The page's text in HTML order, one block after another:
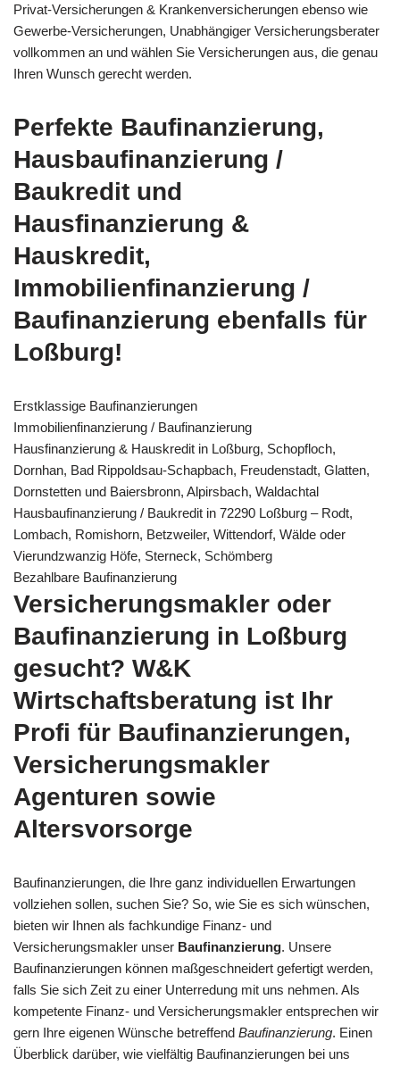
Privat-Versicherungen & Krankenversicherungen ebenso wie
Gewerbe-Versicherungen, Unabhängiger Versicherungsberater
vollkommen an und wählen Sie Versicherungen aus, die genau
Ihren Wunsch gerecht werden.
Perfekte Baufinanzierung,
Hausbaufinanzierung /
Baukredit und
Hausfinanzierung &
Hauskredit,
Immobilienfinanzierung /
Baufinanzierung ebenfalls für
Loßburg!
Erstklassige Baufinanzierungen
Immobilienfinanzierung / Baufinanzierung
Hausfinanzierung & Hauskredit in Loßburg, Schopfloch,
Dornhan, Bad Rippoldsau-Schapbach, Freudenstadt, Glatten,
Dornstetten und Baiersbronn, Alpirsbach, Waldachtal
Hausbaufinanzierung / Baukredit in 72290 Loßburg – Rodt,
Lombach, Romishorn, Betzweiler, Wittendorf, Wälde oder
Vierundzwanzig Höfe, Sterneck, Schömberg
Bezahlbare Baufinanzierung
Versicherungsmakler oder
Baufinanzierung in Loßburg
gesucht? W&K
Wirtschaftsberatung ist Ihr
Profi für Baufinanzierungen,
Versicherungsmakler
Agenturen sowie
Altersvorsorge
Baufinanzierungen, die Ihre ganz individuellen Erwartungen
vollziehen sollen, suchen Sie? So, wie Sie es sich wünschen,
bieten wir Ihnen als fachkundige Finanz- und
Versicherungsmakler unser Baufinanzierung. Unsere
Baufinanzierungen können maßgeschneidert gefertigt werden,
falls Sie sich Zeit zu einer Unterredung mit uns nehmen. Als
kompetente Finanz- und Versicherungsmakler entsprechen wir
gern Ihre eigenen Wünsche betreffend Baufinanzierung. Einen
Überblick darüber, wie vielfältig Baufinanzierungen bei uns